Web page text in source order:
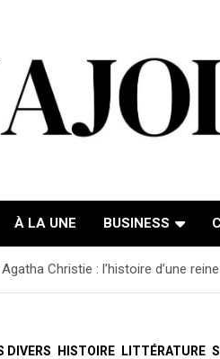
À LA UNE BUSINESS
Agatha Christie : l’histoire d’une
DIVERS HISTOIRE LITTÉRATURE